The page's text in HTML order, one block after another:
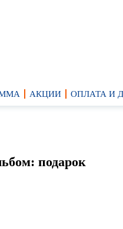
АКЦИИ ОПЛАТА И
подарок